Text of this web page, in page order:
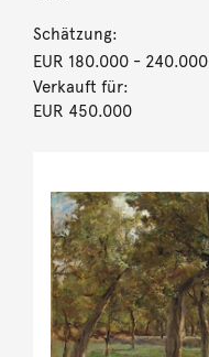
Schätzung:
EUR 180.000- 240.000
Verkauft für:
EUR 450.000